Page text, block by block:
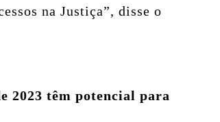
na Justiça”, disse o
2023 têm potencial para